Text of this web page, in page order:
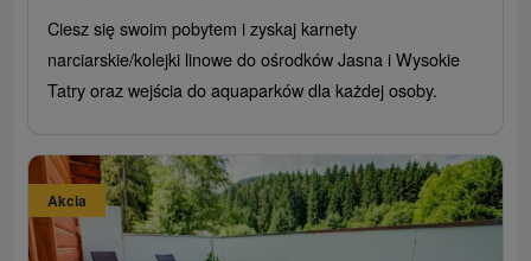
Ciesz się swoim pobytem i zyskaj karnety
narciarskie/kolejki linowe do ośrodków Jasna i Wysokie
Tatry oraz wejścia do aquaparków dla każdej osoby.
Akcia